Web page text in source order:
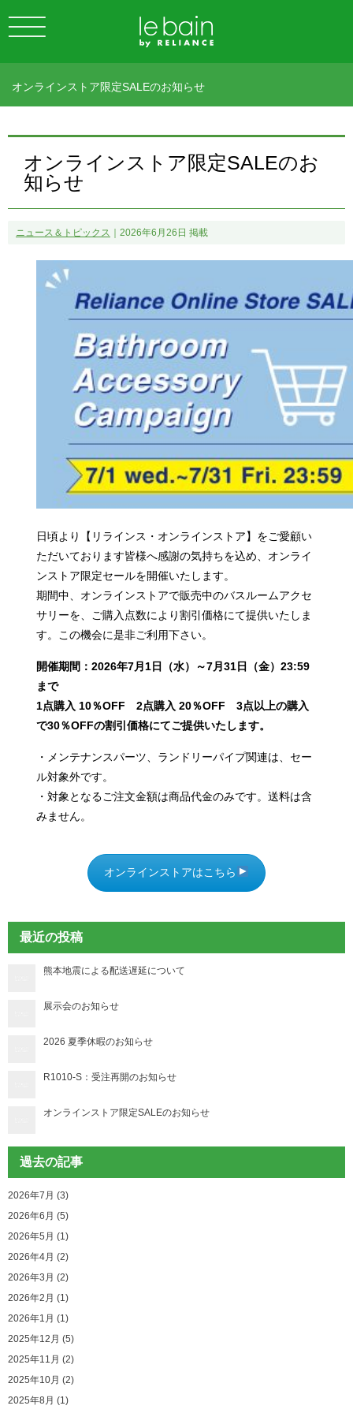
オンラインストア限定SALEのお知らせ
オンラインストア限定SALEのお
知らせ
ニュース＆トピックス ｜2026年6月26日 掲載
日頃より【リラインス・オンラインストア】をご愛顧い
ただいております皆様へ感謝の気持ちを込め、オンライ
ンストア限定セールを開催いたします。
期間中、オンラインストアで販売中のバスルームアクセ
サリーを、ご購入点数により割引価格にて提供いたしま
す。この機会に是非ご利用下さい。
開催期間：2026年7月1日（水）～7月31日（金）23:59
まで
1点購入 10％OFF 2点購入 20％OFF 3点以上の購入
で30％OFFの割引価格にてご提供いたします。
・メンテナンスパーツ、ランドリーパイプ関連は、セー
ル対象外です。
・対象となるご注文金額は商品代金のみです。送料は含
みません。
オンラインストアはこちら
最近の投稿
熊本地震による配送遅延について
展示会のお知らせ
2026 夏季休暇のお知らせ
R1010-S：受注再開のお知らせ
オンラインストア限定SALEのお知らせ
過去の記事
2026年7月 (3)
2026年6月 (5)
2026年5月 (1)
2026年4月 (2)
2026年3月 (2)
2026年2月 (1)
2026年1月 (1)
2025年12月 (5)
2025年11月 (2)
2025年10月 (2)
2025年8月 (1)